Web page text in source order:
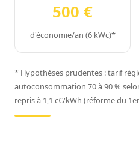
500 €
d'économie/an (6 kWc)*
* Hypothèses prudentes : tarif
autoconsommation 70 à 90 %
repris à 1,1 c€/kWh (réforme du